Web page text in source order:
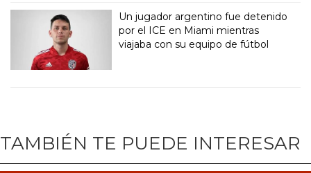
Un jugador argentino fue detenido
por el ICE en Miami mientras
viajaba con su equipo de fútbol
TAMBIÉN TE PUEDE INTERESAR